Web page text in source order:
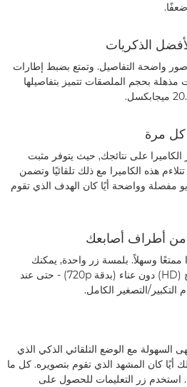
الذكريات
واضحة التفاصيل. وتمتع بضبط إطارات
بحجم الملصقات تتميز بتفاصيلها
كل مرة
الكاميرا على نتائجك, حيث يتوفر مثبت
هذه الكاميرا مع ذلك تلقائيًا وتضمن
مفصلة وواضحة أيًا كان الهدف الذي تقوم
من أطراف أصابعك
ممتعًا وسهلاً. بلمسة زر واحدة, يمكنك
تصوير أفلام رائعة عالية الوضوح (HD) دون عناء (بدقة 720p)‏ - حتى عند
التكبير/التصغير الكامل.
السهولة مع الوضع التلقائي الذكي الذي
لك أيًا كان المشهد الذي تقوم بتصويره. كل ما
استخدم زر التعليمات للحصول على